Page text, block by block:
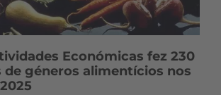
Económicas fez 230
de géneros alimentícios nos